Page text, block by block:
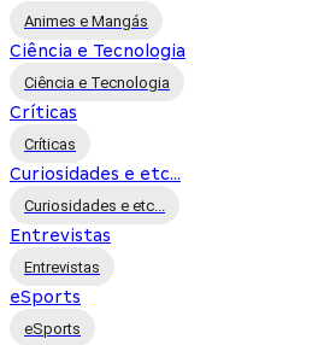
Animes e Mangás
Ciência e Tecnologia
Ciência e Tecnologia
Críticas
Críticas
Curiosidades e etc...
Curiosidades e etc...
Entrevistas
Entrevistas
eSports
eSports